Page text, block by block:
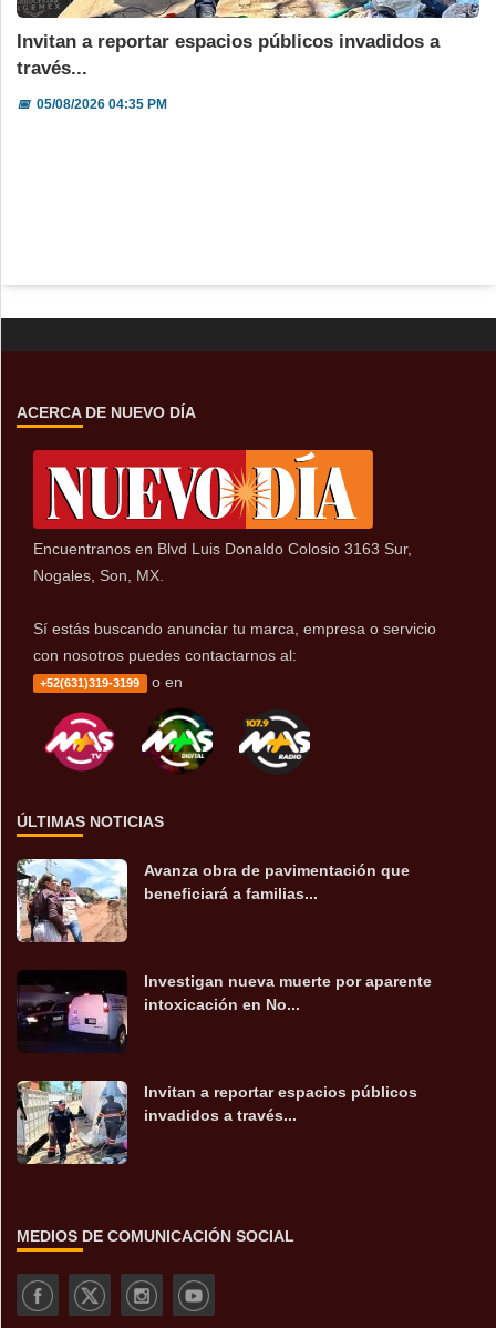
Invitan a reportar espacios públicos invadidos a
través...
📅05/08/2026 04:35 PM
ACERCA DE NUEVO DÍA
Encuentranos en Blvd Luis Donaldo Colosio 3163 Sur,
Nogales, Son, MX.
Sí estás buscando anunciar tu marca, empresa o servicio
con nosotros puedes contactarnos al:
+52(631)319-3199 o en
ÚLTIMAS NOTICIAS
Avanza obra de pavimentación que
beneficiará a familias...
Investigan nueva muerte por aparente
intoxicación en No...
Invitan a reportar espacios públicos
invadidos a través...
MEDIOS DE COMUNICACIÓN SOCIAL